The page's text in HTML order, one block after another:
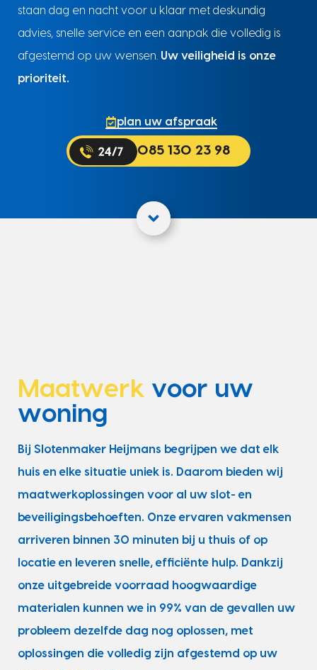
staan dag en nacht voor u klaar met deskundig
advies, snelle service en een aanpak die volledig is
afgestemd op uw wensen. Uw veiligheid is onze
prioriteit.
plan uw afspraak
085 130 23 98
Maatwerk voor uw
woning
Bij Slotenmaker Heijmans begrijpen we dat elk
huis en elke situatie uniek is. Daarom bieden wij
maatwerkoplossingen voor al uw slot- en
beveiligingsbehoeften. Onze ervaren vakmensen
arriveren binnen 30 minuten bij u thuis of op
locatie en leveren snelle, efficiënte hulp. Dankzij
onze uitgebreide voorraad hoogwaardige
materialen kunnen we in 99% van de gevallen uw
probleem dezelfde dag nog oplossen, met
oplossingen die volledig zijn afgestemd op uw